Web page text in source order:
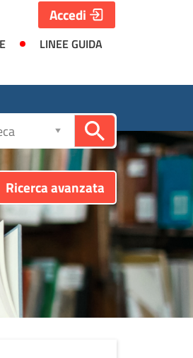
LINEE GUIDA
Accedi
Ricerca avanzata